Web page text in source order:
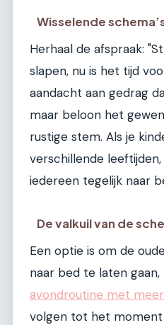
Wisselende
Herhaal de afspraak:
slapen, nu is het tijd
aandacht aan gedrag
maar beloon het
rustige stem. Als je
verschillende
iedereen tegelijk naar
De valkuil van de
Een optie is om de
naar bed te laten
avondroutine met
volgen tot het moment